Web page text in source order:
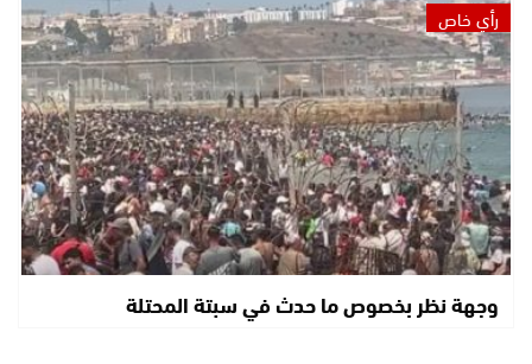
رأي خاص
وجهة نظر بخصوص ما حدث في سبتة المحتلة